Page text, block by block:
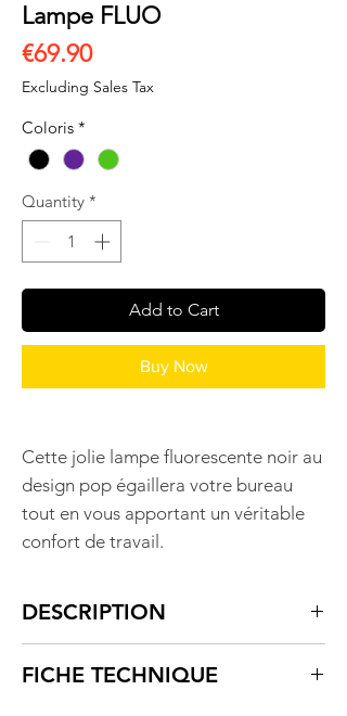
Lampe FLUO
€69.90Price
Excluding Sales Tax
Coloris *
Quantity *
Add to Cart
Buy Now
Cette jolie lampe fluorescente noir au
design pop égaillera votre bureau
tout en vous apportant un véritable
confort de travail.
DESCRIPTION
grâce à son bras et sa tête articulés
FICHE TECHNIQUE